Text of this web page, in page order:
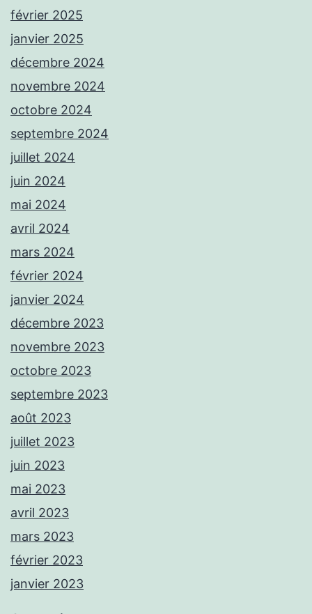
février 2025
janvier 2025
décembre 2024
novembre 2024
octobre 2024
septembre 2024
juillet 2024
juin 2024
mai 2024
avril 2024
mars 2024
février 2024
janvier 2024
décembre 2023
novembre 2023
octobre 2023
septembre 2023
août 2023
juillet 2023
juin 2023
mai 2023
avril 2023
mars 2023
février 2023
janvier 2023